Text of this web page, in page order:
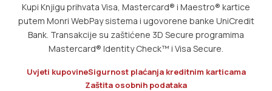
Kupi Knjigu prihvata Visa, Mastercard® i Maestro® kartice
putem Monri WebPay sistema i ugovorene banke UniCredit
Bank. Transakcije su zaštićene 3D Secure programima
Mastercard® Identity Check™ i Visa Secure.
Uvjeti kupovineSigurnost plaćanja kreditnim karticama
Zaštita osobnih podataka